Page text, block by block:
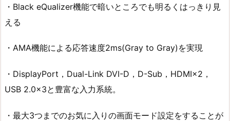
・Black eQualizer機能で暗いところでも明るくはっきり見
える
・AMA機能による応答速度2ms(Gray to Gray)を実現
・DisplayPort，Dual-Link DVI-D，D-Sub，HDMI×2，
USB 2.0×3と豊富な入力系統。
・最大3つまでのお気に入りの画面モード設定をすることが